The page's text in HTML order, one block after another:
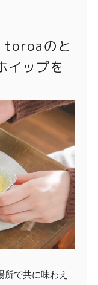
toroaのと
イップを
で共に味わえ